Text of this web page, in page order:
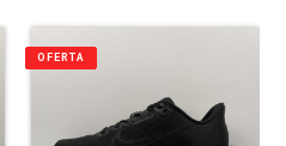
OFERTA